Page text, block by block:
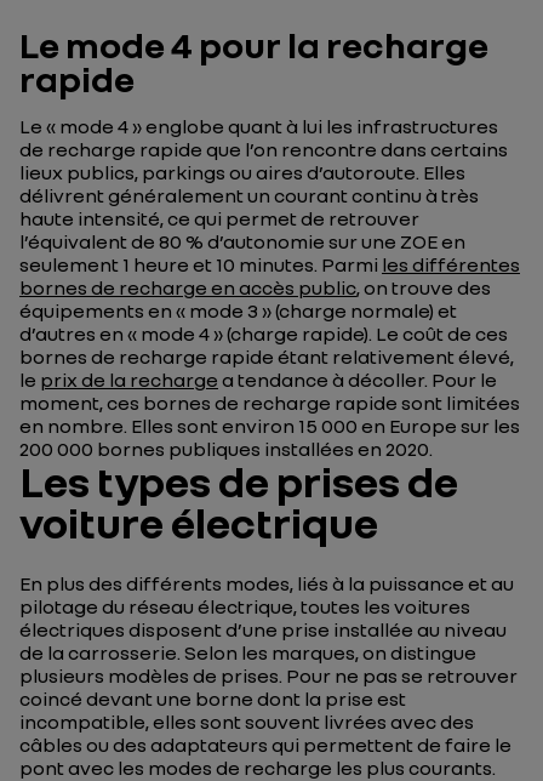
Le mode 4 pour la recharge
rapide
Le « mode 4 » englobe quant à lui les infrastructures
de recharge rapide que l’on rencontre dans certains
lieux publics, parkings ou aires d’autoroute. Elles
délivrent généralement un courant continu à très
haute intensité, ce qui permet de retrouver
l’équivalent de 80 % d’autonomie sur une ZOE en
seulement 1 heure et 10 minutes. Parmi les différentes
bornes de recharge en accès public, on trouve des
équipements en « mode 3 » (charge normale) et
d’autres en « mode 4 » (charge rapide). Le coût de ces
bornes de recharge rapide étant relativement élevé,
le prix de la recharge a tendance à décoller. Pour le
moment, ces bornes de recharge rapide sont limitées
en nombre. Elles sont environ 15 000 en Europe sur les
200 000 bornes publiques installées en 2020.
Les types de prises de
voiture électrique
En plus des différents modes, liés à la puissance et au
pilotage du réseau électrique, toutes les voitures
électriques disposent d’une prise installée au niveau
de la carrosserie. Selon les marques, on distingue
plusieurs modèles de prises. Pour ne pas se retrouver
coincé devant une borne dont la prise est
incompatible, elles sont souvent livrées avec des
câbles ou des adaptateurs qui permettent de faire le
pont avec les modes de recharge les plus courants.